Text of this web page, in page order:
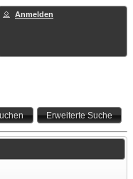
Anmelden
Erweiterte Suche